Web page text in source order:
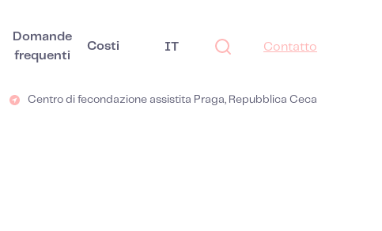
Domande
frequenti
Costi IT Contatto
Centro di fecondazione assistita Praga, Repubblica Ceca